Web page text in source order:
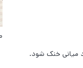
میانی خنک شود.